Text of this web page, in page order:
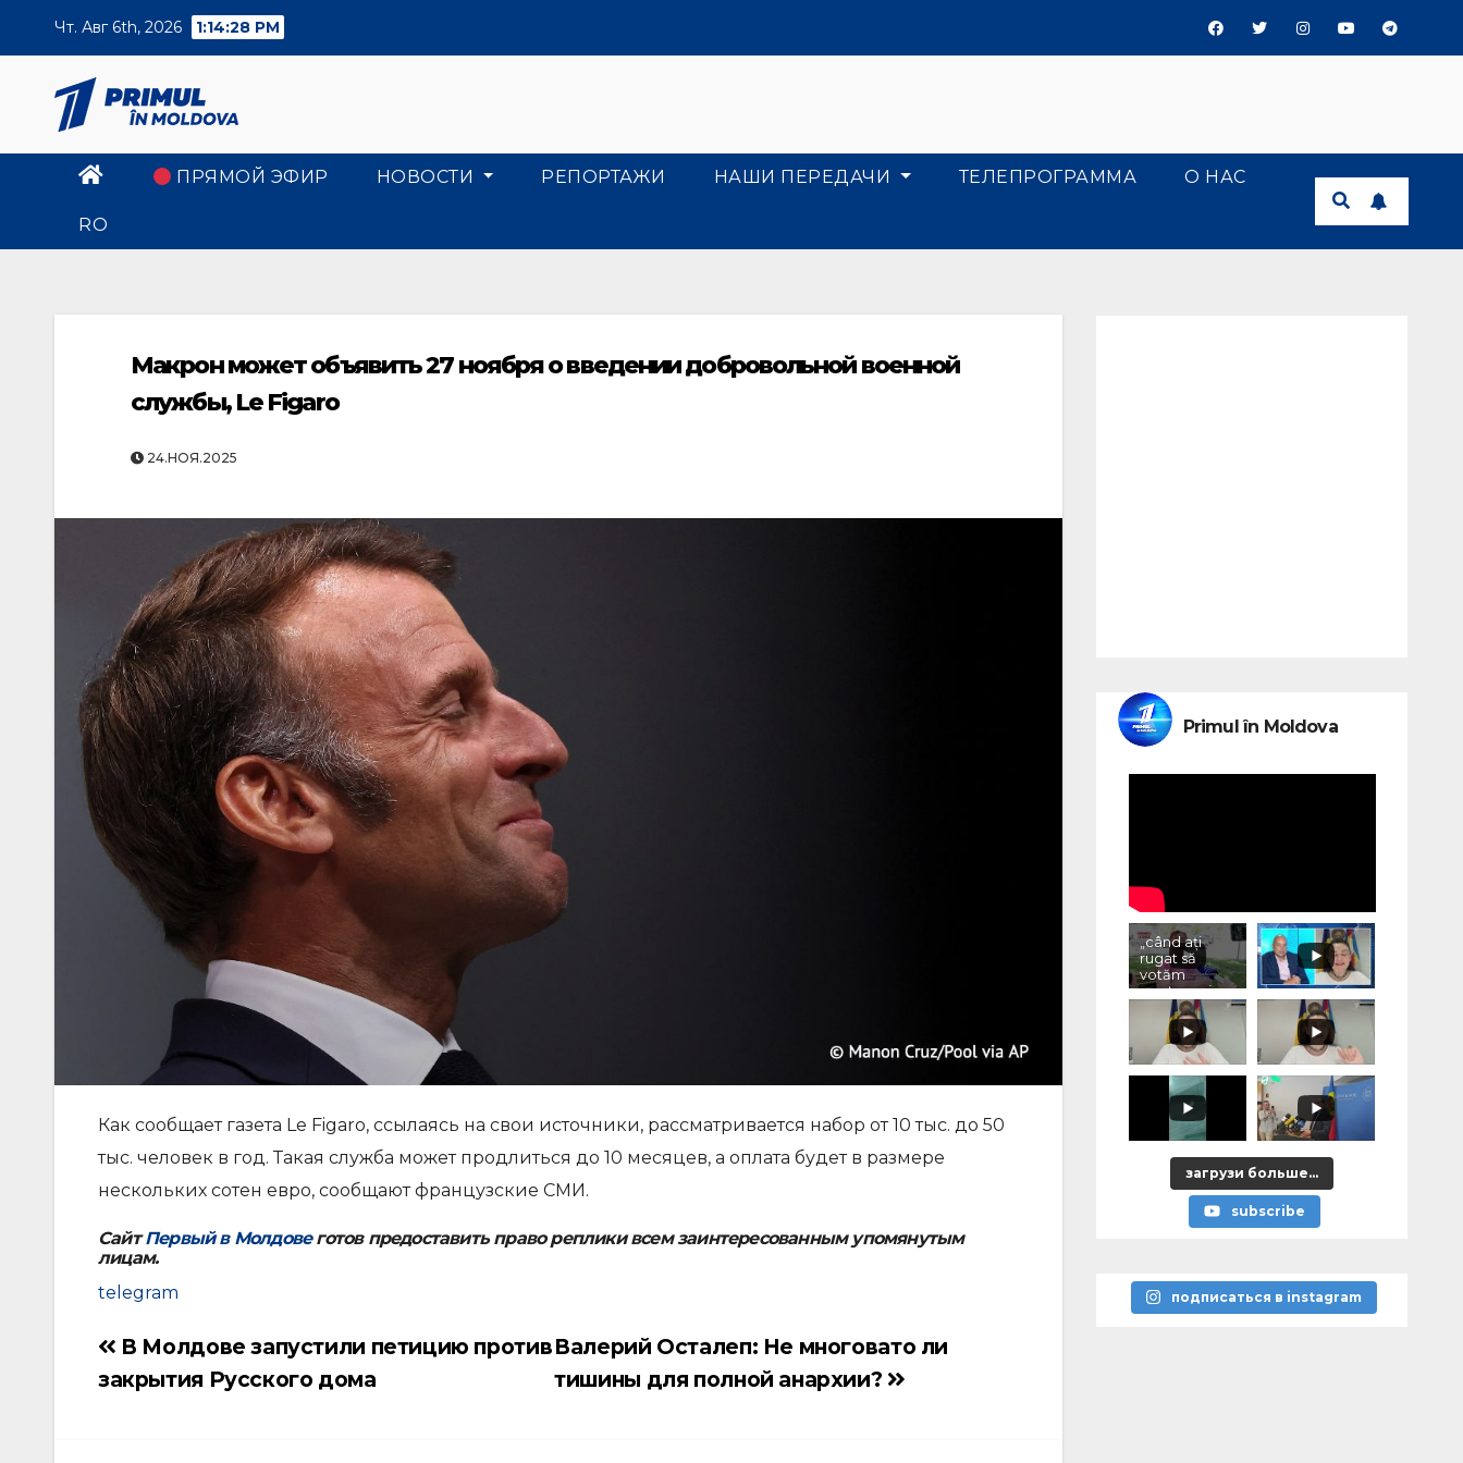
Чт. Авг 6th, 2026 1:14:28 PM
ПРЯМОЙ ЭФИР НОВОСТИ РЕПОРТАЖИ НАШИ ПЕРЕДАЧИ ТЕЛЕПРОГРАММА О НАС
RO
Макрон может объявить 27 ноября о введении добровольной военной
службы, Le Figaro
24.НОЯ.2025
Как сообщает газета Le Figaro, ссылаясь на свои источники, рассматривается набор от 10 тыс. до 50
тыс. человек в год. Такая служба может продлиться до 10 месяцев, а оплата будет в размере
нескольких сотен евро, сообщают французские СМИ.
СайтПервый в Молдовеготов предоставить право реплики всем заинтересованным упомянутым
лицам.
telegram
Навигация
по
Валерий Осталеп: Не многовато ли
тишины для полной анархии?
В Молдове запустили петицию против
закрытия Русского дома
Primul în Moldova
„când ați
rugat să
votăm
pentru voi,
ce ați
promis?"
загрузи больше...
subscribe
подписаться в instagram